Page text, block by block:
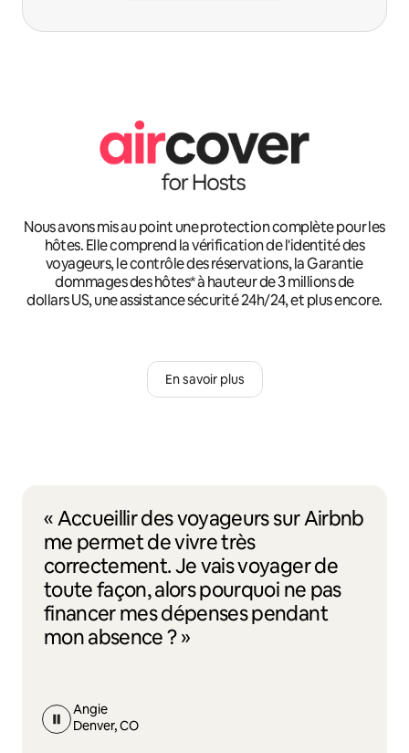
Nous avons mis au point une protection complète pour les
hôtes. Elle comprend la vérification de l'identité des
voyageurs, le contrôle des réservations, la Garantie
dommages des hôtes* à hauteur de 3 millions de
dollars US, une assistance sécurité 24h/24, et plus encore.
En savoir plus
« Accueillir des voyageurs sur Airbnb
me permet de vivre très
correctement. Je vais voyager de
toute façon, alors pourquoi ne pas
financer mes dépenses pendant
mon absence ? »
Angie
Denver, CO